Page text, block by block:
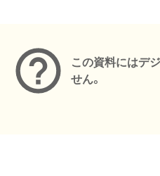
この資料にはデ
せん。